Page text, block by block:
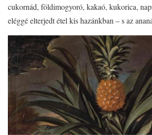
cukornád, földimogyoró, kakaó, kukorica,
eléggé elterjedt étel kis hazánkban – s az